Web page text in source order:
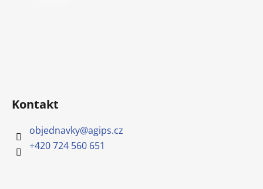
Kontakt
objednavky@agips.cz
+420 724 560 651